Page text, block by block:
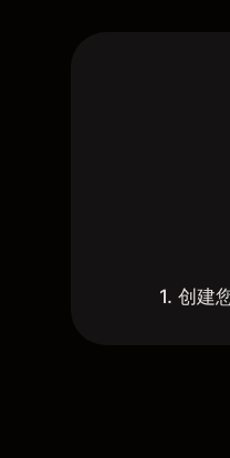
1. 创建